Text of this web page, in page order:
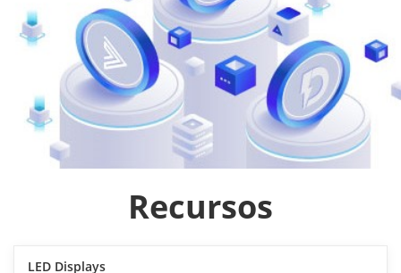
Recursos
LED Displays